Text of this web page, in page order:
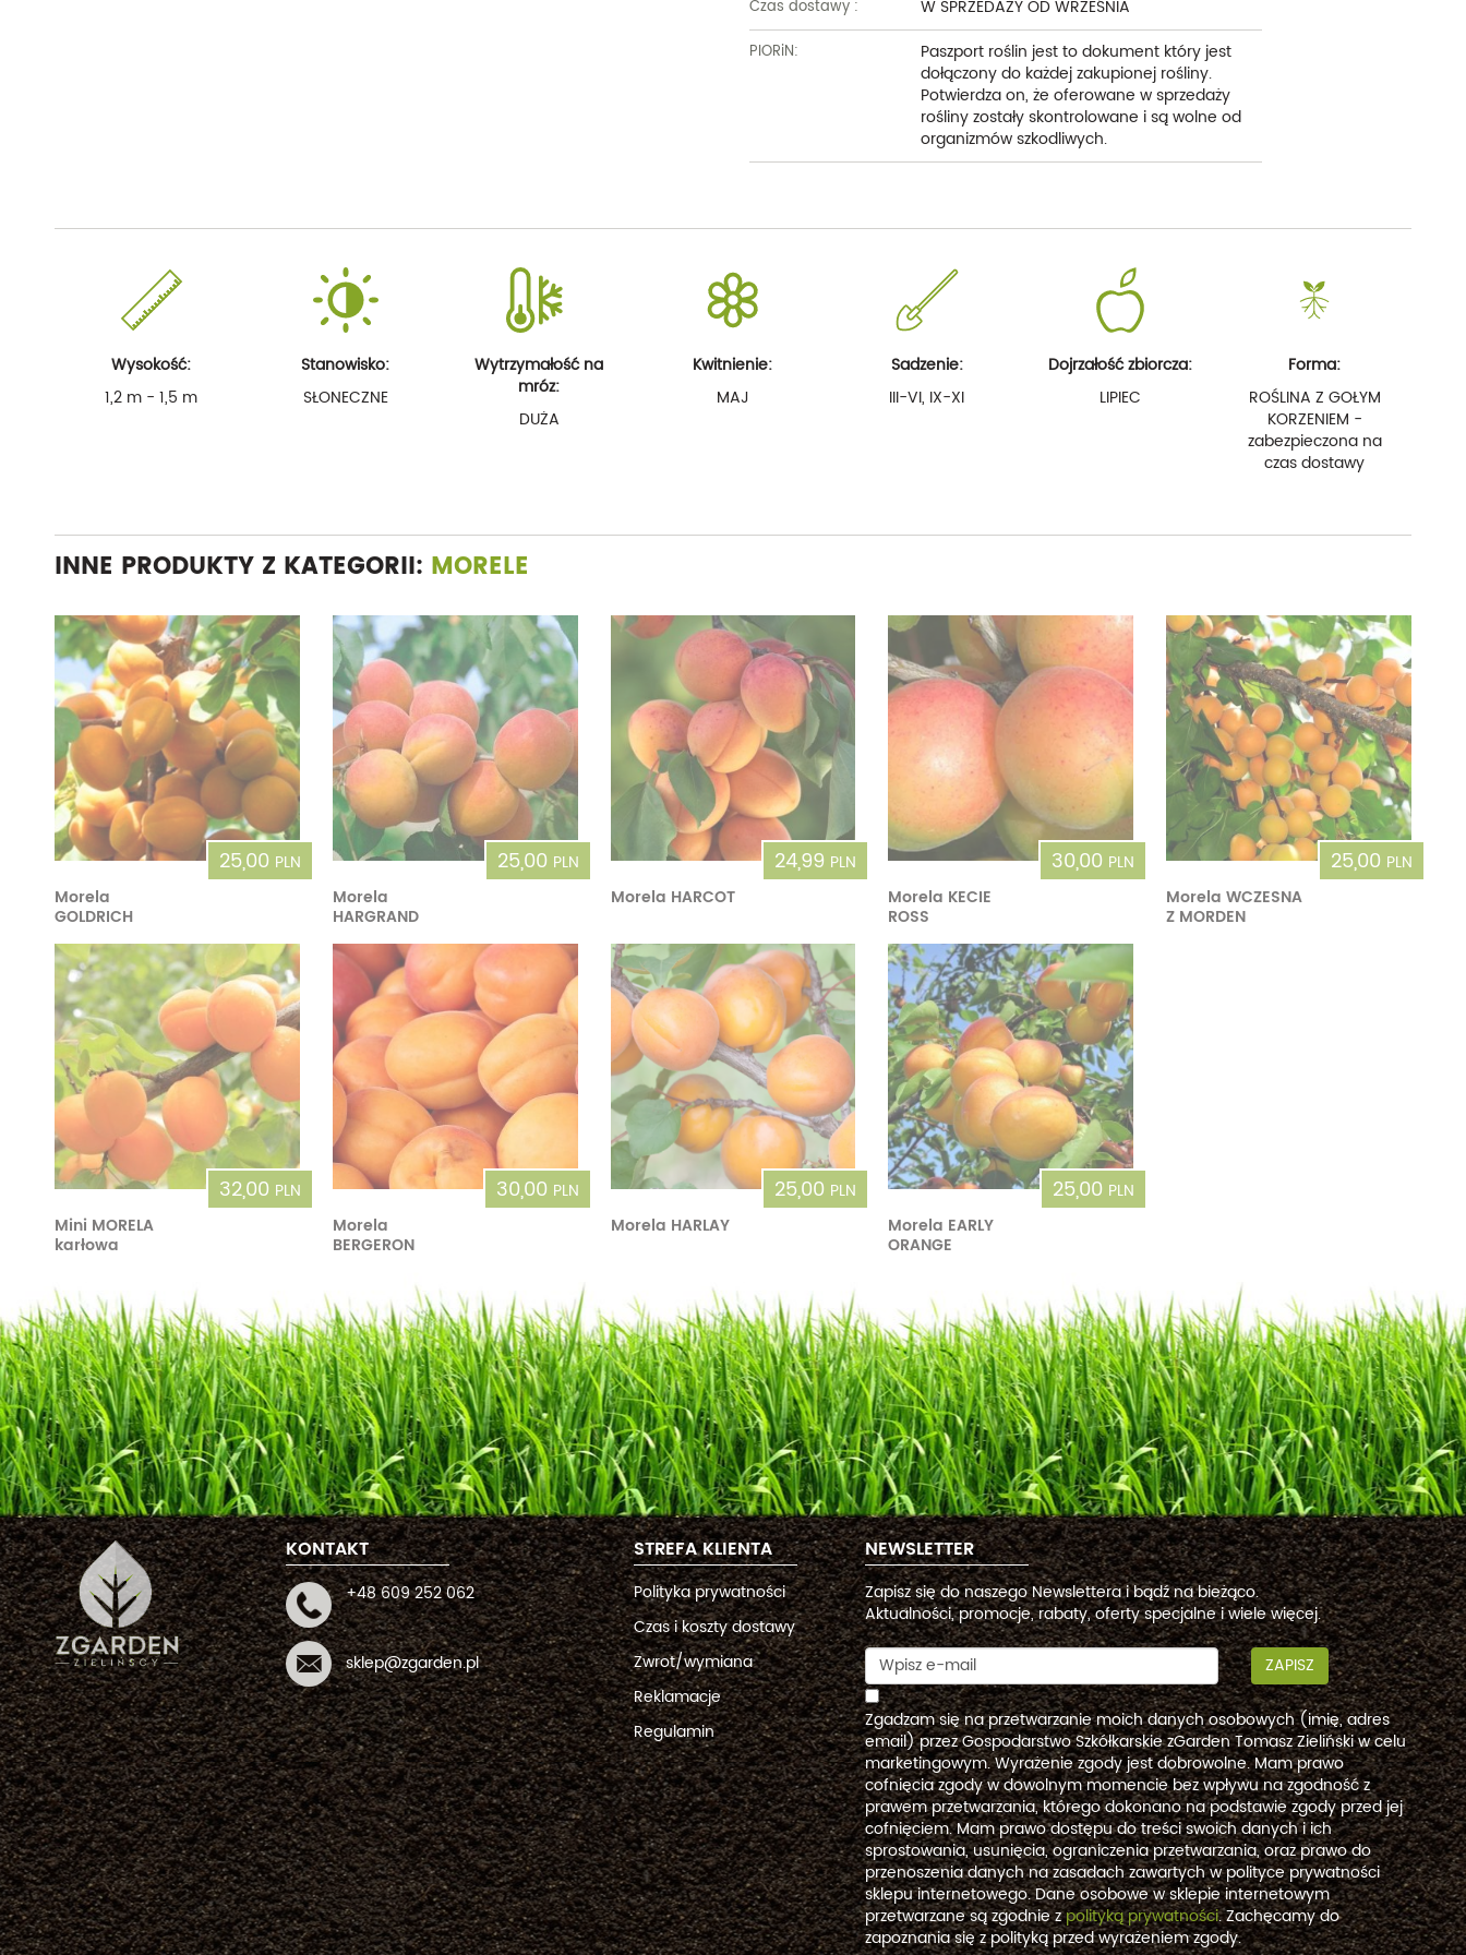
Czas dostawy : W SPRZEDAŻY OD WRZEŚNIA
PIORiN:
Paszport roślin jest to dokument który jest
dołączony do każdej zakupionej rośliny.
Potwierdza on, że oferowane w sprzedaży
rośliny zostały skontrolowane i są wolne od
organizmów szkodliwych.
Wysokość:
1,2 m - 1,5 m
Stanowisko:
SŁONECZNE
Wytrzymałość na
mróz:
DUŻA
Kwitnienie:
MAJ
Sadzenie:
III-VI, IX-XI
Dojrzałość zbiorcza:
LIPIEC
Forma:
ROŚLINA Z GOŁYM
KORZENIEM -
zabezpieczona na
czas dostawy
INNE PRODUKTY Z KATEGORII: MORELE
25,00 PLN
Morela
GOLDRICH
25,00 PLN
Morela
HARGRAND
24,99 PLN
Morela HARCOT
30,00 PLN
Morela KECIE
ROSS
25,00 PLN
Morela WCZESNA
Z MORDEN
32,00 PLN
Mini MORELA
karłowa
30,00 PLN
Morela
BERGERON
25,00 PLN
Morela HARLAY
25,00 PLN
Morela EARLY
ORANGE
KONTAKT
+48 609 252 062
sklep@zgarden.pl
STREFA KLIENTA
Polityka prywatności
Czas i koszty dostawy
Zwrot/wymiana
Reklamacje
Regulamin
NEWSLETTER
Zapisz się do naszego Newslettera i bądź na bieżąco.
Aktualności, promocje, rabaty, oferty specjalne i wiele więcej.
ZAPISZ
Zgadzam się na przetwarzanie moich danych osobowych (imię, adres
email) przez Gospodarstwo Szkółkarskie zGarden Tomasz Zieliński w celu
marketingowym. Wyrażenie zgody jest dobrowolne. Mam prawo
cofnięcia zgody w dowolnym momencie bez wpływu na zgodność z
prawem przetwarzania, którego dokonano na podstawie zgody przed jej
cofnięciem. Mam prawo dostępu do treści swoich danych i ich
sprostowania, usunięcia, ograniczenia przetwarzania, oraz prawo do
przenoszenia danych na zasadach zawartych w polityce prywatności
sklepu internetowego. Dane osobowe w sklepie internetowym
przetwarzane są zgodnie zpolityką prywatności. Zachęcamy do
zapoznania się z polityką przed wyrażeniem zgody.